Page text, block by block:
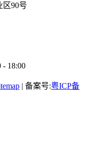
区90号
18:00
| 备案号:粤ICP备